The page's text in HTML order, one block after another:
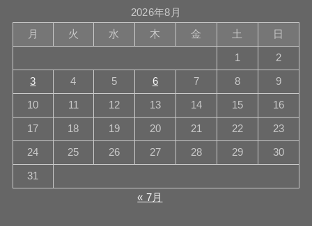
2026年8月
月
火 水 木 金 土 日
1 2
3 4 5 6 7 8 9
10 11 12 13 14 15 16
17 18 19 20 21 22 23
24 25 26 27 28 29 30
31
« 7月